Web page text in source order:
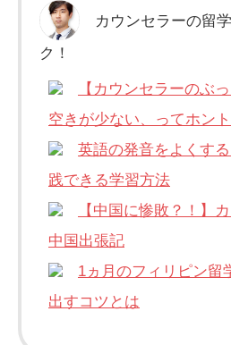
カウンセラーの留
ク！
【カウンセラーのぶ
空きが少ない、ってホン
英語の発音をよくす
践できる学習方法
【中国に惨敗？！】
中国出張記
1ヵ月のフィリピン留
出すコツとは